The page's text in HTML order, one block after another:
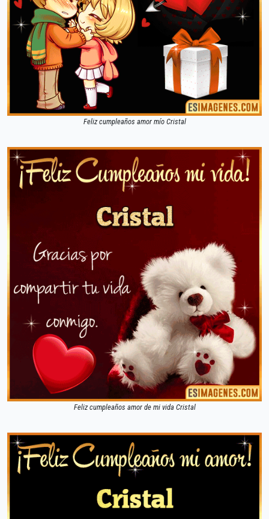
Feliz cumpleaños amor mío Cristal
Feliz cumpleaños amor de mi vida Cristal